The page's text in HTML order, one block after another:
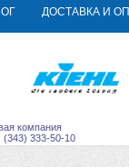
ДОСТАВКА И
компания
(343) 333-50-10